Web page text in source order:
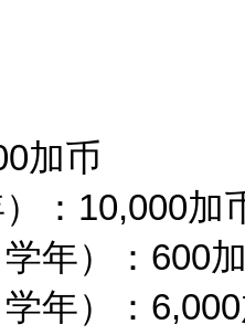
加币
：10,000加
年）：600
）：6,000